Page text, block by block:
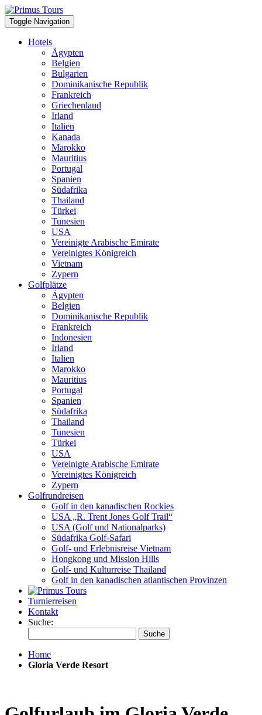
Toggle Navigation
Hotels
Ägypten
Belgien
Bulgarien
Dominikanische Republik
Frankreich
Griechenland
Irland
Italien
Kanada
Marokko
Mauritius
Portugal
Spanien
Südafrika
Thailand
Türkei
Tunesien
USA
Vereinigte Arabische Emirate
Vereinigtes Königreich
Vietnam
Zypern
Golfplätze
Ägypten
Belgien
Dominikanische Republik
Frankreich
Indonesien
Irland
Italien
Marokko
Mauritius
Portugal
Spanien
Südafrika
Thailand
Tunesien
Türkei
USA
Vereinigte Arabische Emirate
Vereinigtes Königreich
Zypern
Golfrundreisen
Golf in den kanadischen Rockies
USA „R. Trent Jones Golf Trail“
USA (Golf und Nationalparks)
Südafrika Golf-Safari
Golf- und Erlebnisreise Vietnam
Hongkong und Mission Hills
Golf- und Kulturreise Thailand
Golf in den kanadischen atlantischen Provinzen
Turnierreisen
Kontakt
Suche:
Suche
Home
Gloria Verde Resort